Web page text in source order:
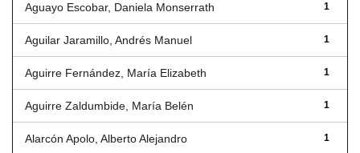
1
Aguayo Escobar, Daniela Monserrath
1
Aguilar Jaramillo, Andrés Manuel
1
Aguirre Fernández, María Elizabeth
1
Aguirre Zaldumbide, María Belén
1
Alarcón Apolo, Alberto Alejandro